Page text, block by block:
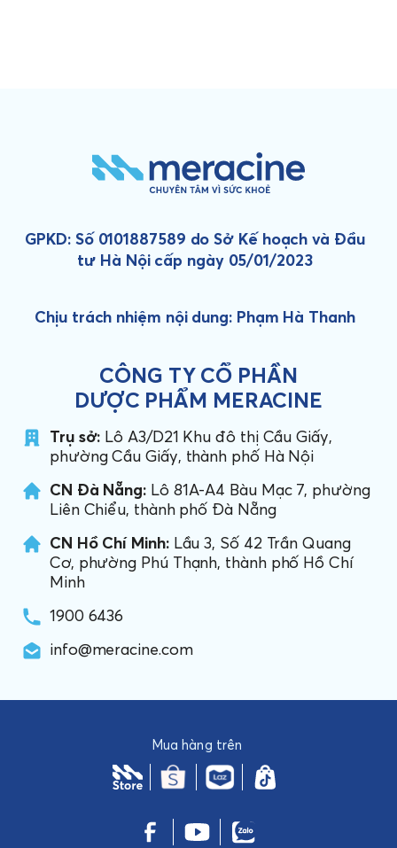
GPKD: Số 0101887589 do Sở Kế hoạch và Đầu
tư Hà Nội cấp ngày 05/01/2023
Chịu trách nhiệm nội dung: Phạm Hà Thanh
CÔNG TY CỔ PHẦN
DƯỢC PHẨM MERACINE
Trụ sở: Lô A3/D21 Khu đô thị Cầu Giấy,
phường Cầu Giấy, thành phố Hà Nội
CN Đà Nẵng: Lô 81A-A4 Bàu Mạc 7, phường
Liên Chiểu, thành phố Đà Nẵng
CN Hồ Chí Minh:Lầu 3, Số 42 Trần Quang
Cơ, phường Phú Thạnh, thành phố Hồ Chí
Minh
1900 6436
info@meracine.com
Mua hàng trên